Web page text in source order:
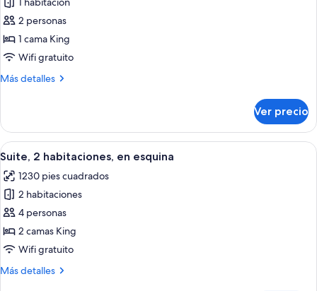
fotos
de
Suite,
1
King
Pool)
2 personas
1 cama King
Wifi gratuito
Más detalles
Más
1
cama
King
(Proper
Pool)
Ver precio
Abrir
todas
las
fotos
de
Suite,
2
en
Una habitación acogedora con piso
8
Suite, 2 habitaciones, en esquina
1230 pies cuadrados
2 habitaciones
4 personas
2 camas King
Wifi gratuito
Más detalles
Más